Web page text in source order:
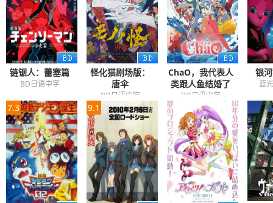
链锯人：蕾塞篇
BD日语中字
怪化猫剧场版：
唐伞
BD日语中字
ChaO，我代表人
类跟人鱼结婚了
BD日语中字
银
蓝
7.3 9.1